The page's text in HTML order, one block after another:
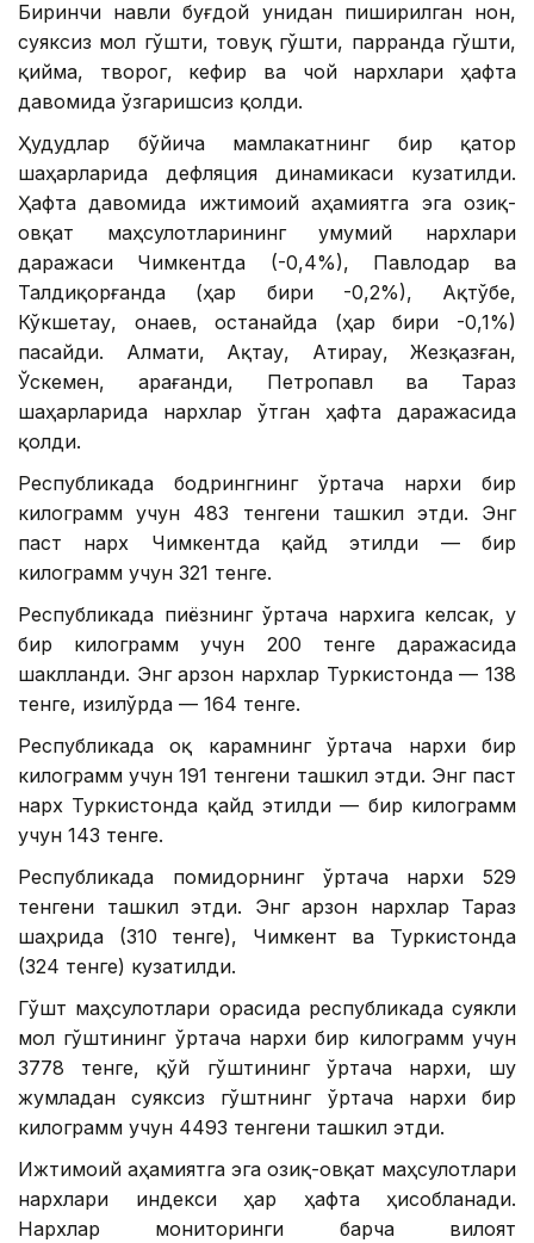
Биринчи навли буғдой унидан пиширилган нон,
суяксиз мол гўшти, товуқ гўшти, парранда гўшти,
қийма, творог, кефир ва чой нархлари ҳафта
давомида ўзгаришсиз қолди.
Ҳудудлар бўйича мамлакатнинг бир қатор
шаҳарларида дефляция динамикаси кузатилди.
Ҳафта давомида ижтимоий аҳамиятга эга озиқ-
овқат маҳсулотларининг умумий нархлари
даражаси Чимкентда (-0,4%), Павлодар ва
Талдиқорғанда (ҳар бири -0,2%), Ақтўбе,
Кўкшетау, Қонаев, Қостанайда (ҳар бири -0,1%)
пасайди. Алмати, Ақтау, Атирау, Жезқазған,
Ўскемен, Қарағанди, Петропавл ва Тараз
шаҳарларида нархлар ўтган ҳафта даражасида
қолди.
Республикада бодрингнинг ўртача нархи бир
килограмм учун 483 тенгени ташкил этди. Энг
паст нарх Чимкентда қайд этилди — бир
килограмм учун 321 тенге.
Республикада пиёзнинг ўртача нархига келсак, у
бир килограмм учун 200 тенге даражасида
шаклланди. Энг арзон нархлар Туркистонда — 138
тенге, Қизилўрда — 164 тенге.
Республикада оқ карамнинг ўртача нархи бир
килограмм учун 191 тенгени ташкил этди. Энг паст
нарх Туркистонда қайд этилди — бир килограмм
учун 143 тенге.
Республикада помидорнинг ўртача нархи 529
тенгени ташкил этди. Энг арзон нархлар Тараз
шаҳрида (310 тенге), Чимкент ва Туркистонда
(324 тенге) кузатилди.
Гўшт маҳсулотлари орасида республикада суякли
мол гўштининг ўртача нархи бир килограмм учун
3778 тенге, қўй гўштининг ўртача нархи, шу
жумладан суяксиз гўштнинг ўртача нархи бир
килограмм учун 4493 тенгени ташкил этди.
Ижтимоий аҳамиятга эга озиқ-овқат маҳсулотлари
нархлари индекси ҳар ҳафта ҳисобланади.
Нархлар мониторинги барча вилоят